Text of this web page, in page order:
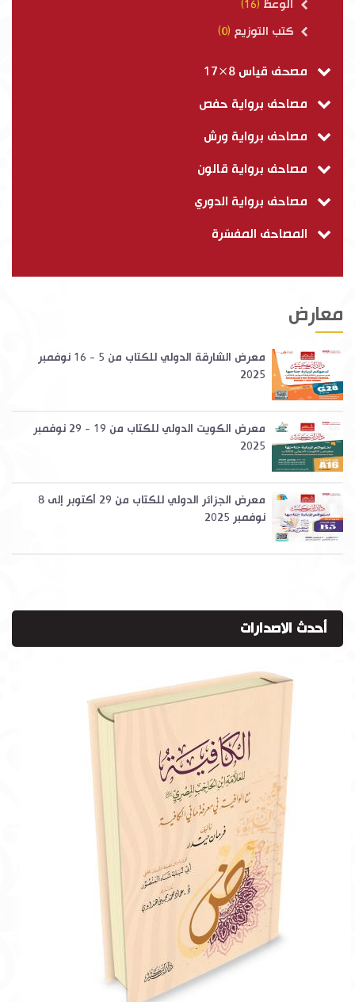
الوعظ (16)
كتب التوزيع (0)
مصحف قياس 8×17
مصاحف برواية حفص
مصاحف برواية ورش
مصاحف برواية قالون
مصاحف برواية الدوري
المصاحف المفسّرة
معارض
معرض الشارقة الدولي للكتاب من 5 - 16 نوفمبر
2025
معرض الكويت الدولي للكتاب من 19 - 29 نوفمبر
2025
معرض الجزائر الدولي للكتاب من 29 أكتوبر إلى 8
نوفمبر 2025
أحدث الاصدارات